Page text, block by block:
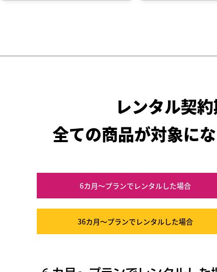
レンタル契
全ての商品が対象に
6カ月～プランでレンタルした場合
36カ月～プランでレンタルした場合